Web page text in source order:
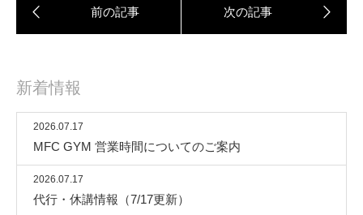
新着情報
2026.07.17
MFC GYM 営業時間についてのご案内
2026.07.17
代行・休講情報（7/17更新）